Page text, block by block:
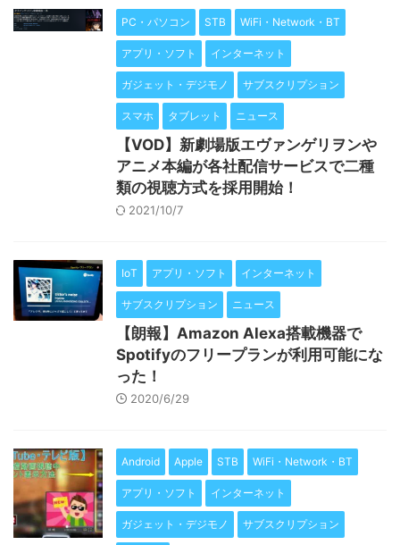
PC・パソコン STB WiFi・Network・BT
アプリ・ソフト インターネット
ガジェット・デジモノ サブスクリプション
スマホ タブレット ニュース
【VOD】新劇場版エヴァンゲリヲンや
アニメ本編が各社配信サービスで二種
類の視聴方式を採用開始！
2021/10/7
IoT アプリ・ソフト インターネット
サブスクリプション ニュース
【朗報】Amazon Alexa搭載機器で
Spotifyのフリープランが利用可能にな
った！
2020/6/29
Android Apple STB WiFi・Network・BT
アプリ・ソフト インターネット
ガジェット・デジモノ サブスクリプション